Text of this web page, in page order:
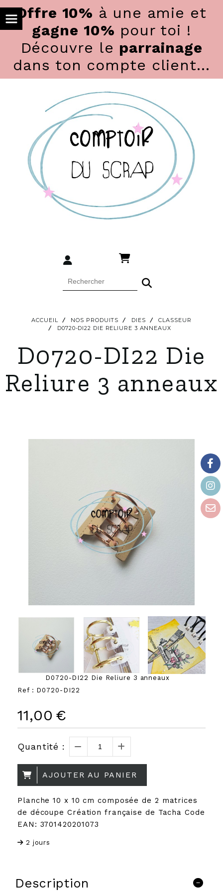
Offre 10% à une amie et
gagne 10% pour toi !
Découvre le parrainage
dans ton compte client...
ACCUEIL NOS PRODUITS DIES
CLASSEUR
D0720-DI22 DIE RELIURE 3 ANNEAUX
D0720-DI22 Die
Reliure 3 anneaux
D0720-DI22 Die Reliure 3 anneaux
Ref : D0720-DI22
11,00 €
Quantité :
AJOUTER AU PANIER
Planche 10 x 10 cm composée de 2 matrices
de découpe Création française de Tacha Code
EAN: 3701420201073
2 jours
Description